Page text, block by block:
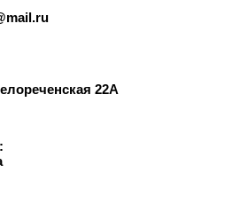
22А